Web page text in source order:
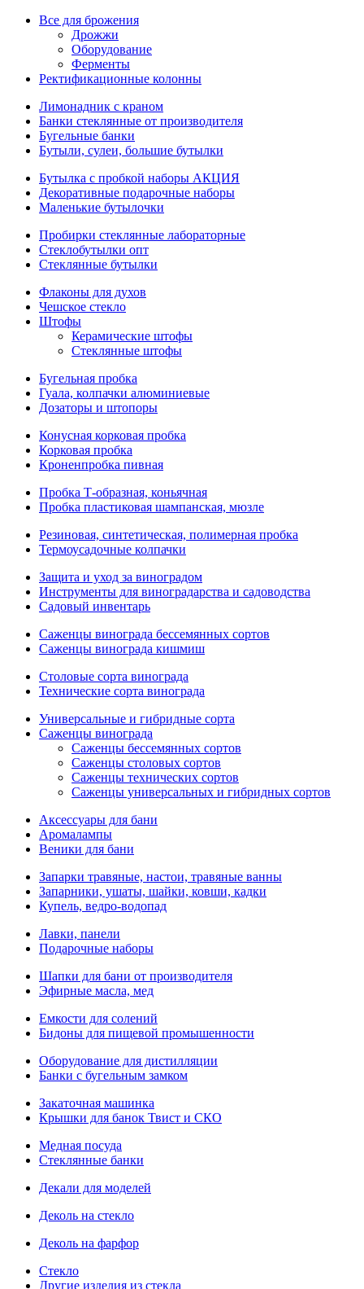
Все для брожения
Дрожжи
Оборудование
Ферменты
Ректификационные колонны
Лимонадник с краном
Банки стеклянные от производителя
Бугельные банки
Бутыли, сулеи, большие бутылки
Бутылка с пробкой наборы АКЦИЯ
Декоративные подарочные наборы
Маленькие бутылочки
Пробирки стеклянные лабораторные
Стеклобутылки опт
Стеклянные бутылки
Флаконы для духов
Чешское стекло
Штофы
Керамические штофы
Стеклянные штофы
Бугельная пробка
Гуала, колпачки алюминиевые
Дозаторы и штопоры
Конусная корковая пробка
Корковая пробка
Кроненпробка пивная
Пробка Т-образная, коньячная
Пробка пластиковая шампанская, мюзле
Резиновая, синтетическая, полимерная пробка
Термоусадочные колпачки
Защита и уход за виноградом
Инструменты для виноградарства и садоводства
Садовый инвентарь
Саженцы винограда бессемянных сортов
Саженцы винограда кишмиш
Столовые сорта винограда
Технические сорта винограда
Универсальные и гибридные сорта
Саженцы винограда
Саженцы бессемянных сортов
Саженцы столовых сортов
Саженцы технических сортов
Саженцы универсальных и гибридных сортов
Аксессуары для бани
Аромалампы
Веники для бани
Запарки травяные, настои, травяные ванны
Запарники, ушаты, шайки, ковши, кадки
Купель, ведро-водопад
Лавки, панели
Подарочные наборы
Шапки для бани от производителя
Эфирные масла, мед
Емкости для солений
Бидоны для пищевой промышенности
Оборудование для дистилляции
Банки с бугельным замком
Закаточная машинка
Крышки для банок Твист и СКО
Медная посуда
Стеклянные банки
Декали для моделей
Деколь на стекло
Деколь на фарфор
Стекло
Другие изделия из стекла